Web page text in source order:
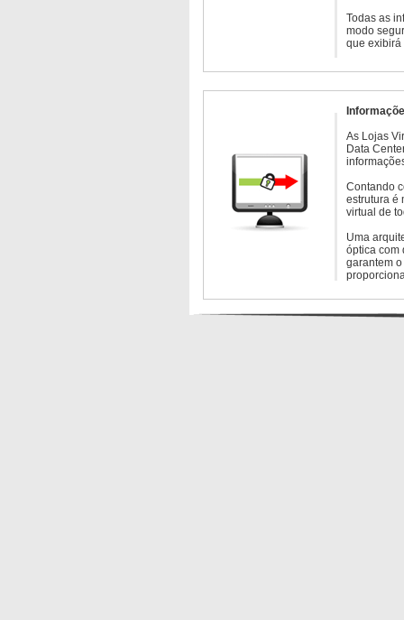
Todas as
modo
que exibirá
As Lojas
Data
Contando
estrutura é
virtual de
Uma
óptica com
garantem